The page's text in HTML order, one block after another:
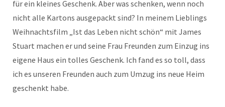
für ein kleines Geschenk. Aber was schenken, wenn noch
nicht alle Kartons ausgepackt sind? In meinem Lieblings
Weihnachtsfilm „Ist das Leben nicht schön“ mit James
Stuart machen er und seine Frau Freunden zum Einzug ins
eigene Haus ein tolles Geschenk. Ich fand es so toll, dass
ich es unseren Freunden auch zum Umzug ins neue Heim
geschenkt habe.